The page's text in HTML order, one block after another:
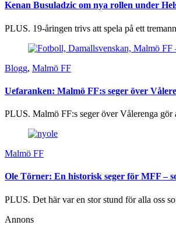
Kenan Busuladzic om nya rollen under
PLUS. 19-åringen trivs att spela på ett
Blogg, Malmö FF
Uefaranken: Malmö FF:s seger över
PLUS. Malmö FF:s seger över Vålerenga gör
Malmö FF
Ole Törner: En historisk seger för MFF –
PLUS. Det här var en stor stund för alla oss
Annons